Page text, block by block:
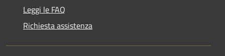
Leggi le FAQ
Richiesta assistenza